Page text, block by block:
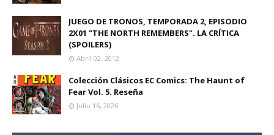
JUEGO DE TRONOS, TEMPORADA 2, EPISODIO
2X01 "THE NORTH REMEMBERS". LA CRÍTICA
(SPOILERS)
Abril 02, 2012
Colección Clásicos EC Comics: The Haunt of
Fear Vol. 5. Reseña
Julio 16, 2026